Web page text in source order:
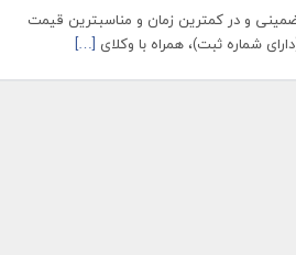
و در کمترین زمان و مناسبترین قیمت
شماره ثبت)، همراه با وکلای […]